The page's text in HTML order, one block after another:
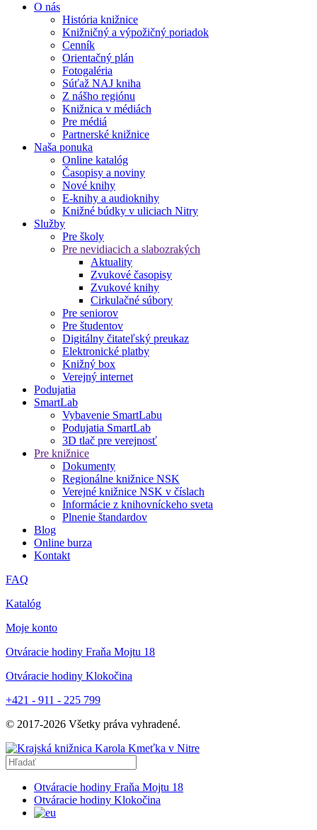
O nás
História knižnice
Knižničný a výpožičný poriadok
Cenník
Orientačný plán
Fotogaléria
Súťaž NAJ kniha
Z nášho regiónu
Knižnica v médiách
Pre médiá
Partnerské knižnice
Naša ponuka
Online katalóg
Časopisy a noviny
Nové knihy
E-knihy a audioknihy
Knižné búdky v uliciach Nitry
Služby
Pre školy
Pre nevidiacich a slabozrakých
Aktuality
Zvukové časopisy
Zvukové knihy
Cirkulačné súbory
Pre seniorov
Pre študentov
Digitálny čitateľský preukaz
Elektronické platby
Knižný box
Verejný internet
Podujatia
SmartLab
Vybavenie SmartLabu
Podujatia SmartLab
3D tlač pre verejnosť
Pre knižnice
Dokumenty
Regionálne knižnice NSK
Verejné knižnice NSK v číslach
Informácie z knihovníckeho sveta
Plnenie štandardov
Blog
Online burza
Kontakt
FAQ
Katalóg
Moje konto
Otváracie hodiny Fraňa Mojtu 18
Otváracie hodiny Klokočina
+421 - 911 - 225 799
© 2017-2026 Všetky práva vyhradené.
Otváracie hodiny Fraňa Mojtu 18
Otváracie hodiny Klokočina